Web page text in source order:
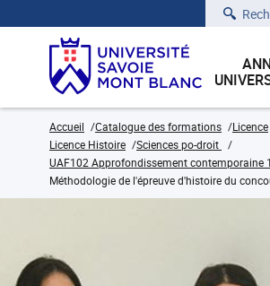
Accueil Catalogue des formations
Licence
Licence Histoire
Sciences po-droit
UAF102 Approfondissement contemporaine
Méthodologie de l'épreuve d'histoire du